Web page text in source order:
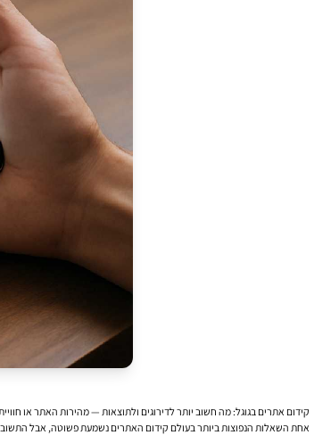
קידום אתרים בגוגל: מה חשוב יותר לדירוגים ולתוצאות — מהירות האתר או
אחת השאלות הנפוצות ביותר בעולם קידום האתרים נשמעת פשוטה, אבל